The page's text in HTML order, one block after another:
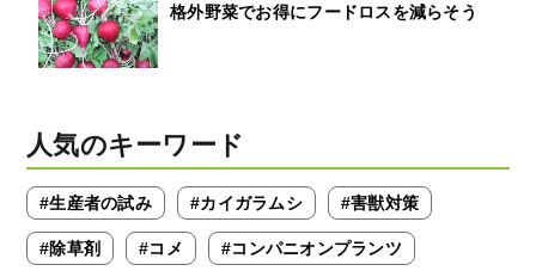
格外野菜でお得にフードロスを減らそう
人気のキーワード
#生産者の試み #カイガラムシ #害獣対策
#除草剤 #コメ #コンパニオンプランツ